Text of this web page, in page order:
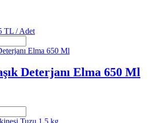
TL /Adet
Deterjanı Elma 650 Ml